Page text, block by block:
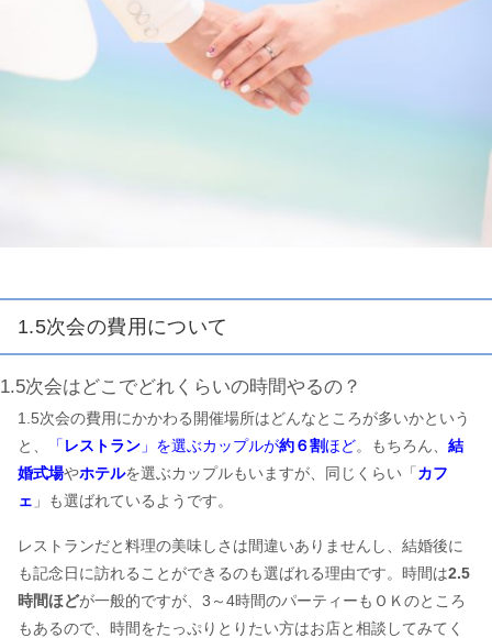
1.5次会の費用について
1.5次会はどこでどれくらいの時間やるの？
1.5次会の費用にかかわる開催場所はどんなところが多いかという
と、
「レストラン 」を選ぶカップルが約６割ほど。もちろん、 結
婚式場やホテルを選ぶカップルもいますが、同じくらい「カフ
ェ 」も選ばれているようです。
レストランだと料理の美味しさは間違いありませんし、結婚後に
も記念日に訪れることができるのも選ばれる理由です。時間は2.5
時間ほどが一般的ですが、3～4時間のパーティーもＯＫのところ
もあるので、時間をたっぷりとりたい方はお店と相談してみてく